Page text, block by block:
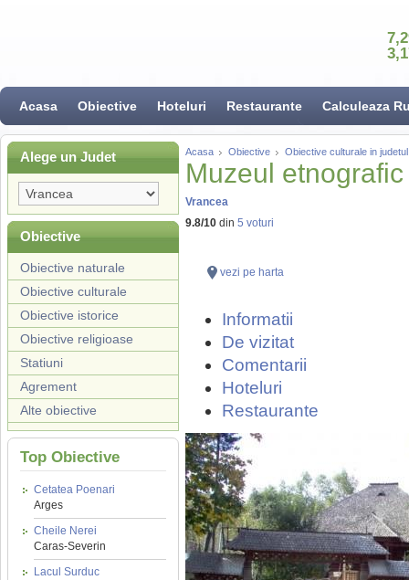
Acasa Obiective Hoteluri Restaurante Calculeaza
Alege un Judet
Obiective
Obiective naturale
Obiective culturale
Obiective istorice
Obiective religioase
Statiuni
Agrement
Alte obiective
Top Obiective
Cetatea Poenari
Arges
Cheile Nerei
Caras-Severin
Lacul Surduc
Acasa Obiective Obiective culturale in
Muzeul
Vrancea
9.8/10 din 5 voturi
vezi pe harta
Informatii
De vizitat
Comentarii
Hoteluri
Restaurante